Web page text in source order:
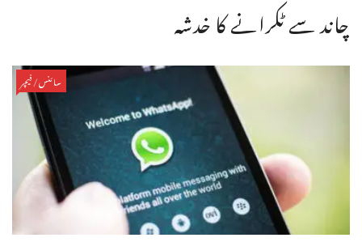
چاند سے ٹکرانے کا خدشہ
سائنس/فیچر